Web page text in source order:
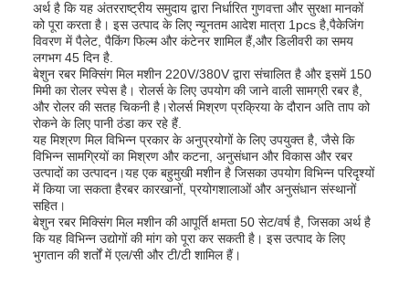
अर्थ है कि यह अंतरराष्ट्रीय समुदाय द्वारा निर्धारित गुणवत्ता और सुरक्षा मानकों
को पूरा करता है। इस उत्पाद के लिए न्यूनतम आदेश मात्रा 1pcs है,पैकेजिंग
विवरण में पैलेट, पैकिंग फिल्म और कंटेनर शामिल हैं,और डिलीवरी का समय
लगभग 45 दिन है.
बेशुन रबर मिक्सिंग मिल मशीन 220V/380V द्वारा संचालित है और इसमें 150
मिमी का रोलर स्पेस है। रोलर्स के लिए उपयोग की जाने वाली सामग्री रबर है,
और रोलर की सतह चिकनी है।रोलर्स मिश्रण प्रक्रिया के दौरान अति ताप को
रोकने के लिए पानी ठंडा कर रहे हैं.
यह मिश्रण मिल विभिन्न प्रकार के अनुप्रयोगों के लिए उपयुक्त है, जैसे कि
विभिन्न सामग्रियों का मिश्रण और कटना, अनुसंधान और विकास और रबर
उत्पादों का उत्पादन।यह एक बहुमुखी मशीन है जिसका उपयोग विभिन्न परिदृश्यों
में किया जा सकता हैरबर कारखानों, प्रयोगशालाओं और अनुसंधान संस्थानों
सहित।
बेशुन रबर मिक्सिंग मिल मशीन की आपूर्ति क्षमता 50 सेट/वर्ष है, जिसका अर्थ है
कि यह विभिन्न उद्योगों की मांग को पूरा कर सकती है। इस उत्पाद के लिए
भुगतान की शर्तों में एल/सी और टी/टी शामिल हैं।